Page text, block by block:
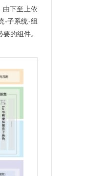
由下至上依
-子系统-组
的组件。